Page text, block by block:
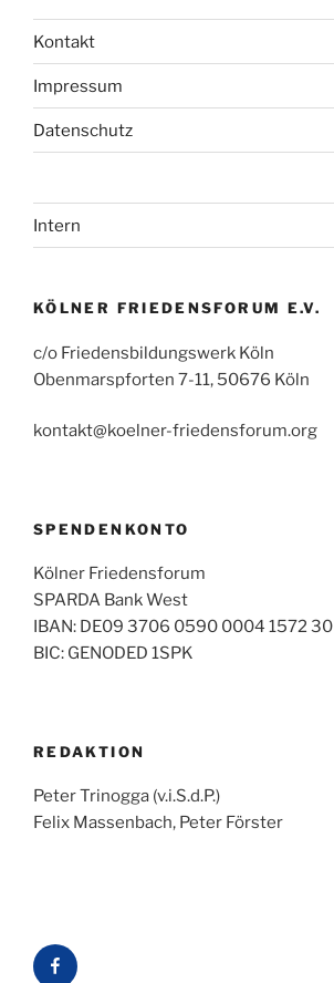
Kontakt
Impressum
Datenschutz
Intern
KÖLNER FRIEDENSFORUM E.V.
c/o Friedensbildungswerk Köln
Obenmarspforten 7-11, 50676 Köln
kontakt@koelner-friedensforum.org
SPENDENKONTO
Kölner Friedensforum
SPARDA Bank West
IBAN: DE09 3706 0590 0004 1572 30
BIC: GENODED 1SPK
REDAKTION
Peter Trinogga (v.i.S.d.P.)
Felix Massenbach, Peter Förster
Facebook